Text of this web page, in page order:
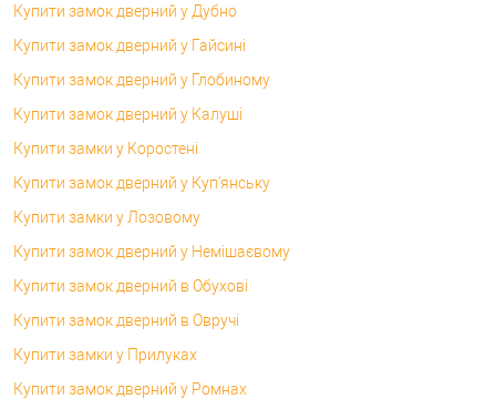
Купити замок дверний у Дубно
Купити замок дверний у Гайсині
Купити замок дверний у Глобиному
Купити замок дверний у Калуші
Купити замки у Коростені
Купити замок дверний у Куп'янську
Купити замки у Лозовому
Купити замок дверний у Немішаєвому
Купити замок дверний в Обухові
Купити замок дверний в Овручі
Купити замки у Прилуках
Купити замок дверний у Ромнах